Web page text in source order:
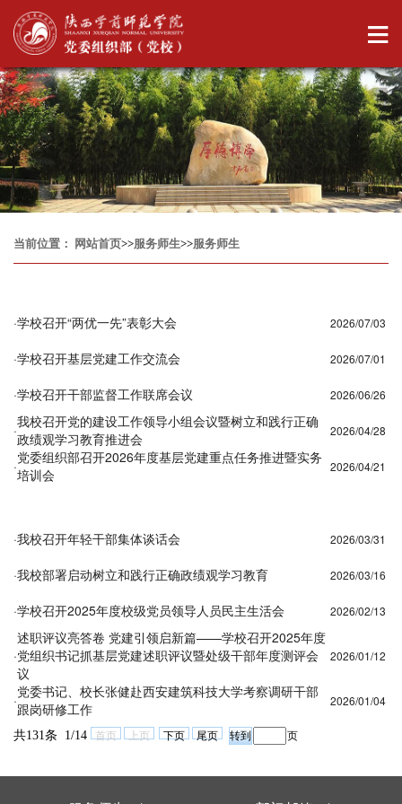
当前位置： 网站首页>> 服务师生>> 服务师生
·学校召开“两优一先”表彰大会 2026/07/03
·学校召开基层党建工作交流会 2026/07/01
·学校召开干部监督工作联席会议 2026/06/26
·我校召开党的建设工作领导小组会议暨树立和践行正确
政绩观学习教育推进会
2026/04/28
·党委组织部召开2026年度基层党建重点任务推进暨实务
培训会
2026/04/21
·我校召开年轻干部集体谈话会 2026/03/31
·我校部署启动树立和践行正确政绩观学习教育 2026/03/16
·学校召开2025年度校级党员领导人员民主生活会 2026/02/13
·
述职评议亮答卷 党建引领启新篇——学校召开2025年度
党组织书记抓基层党建述职评议暨处级干部年度测评会
议
2026/01/12
·党委书记、校长张健赴西安建筑科技大学考察调研干部
跟岗研修工作
2026/01/04
共131条 1/14 首页 上页 下页 尾页 页